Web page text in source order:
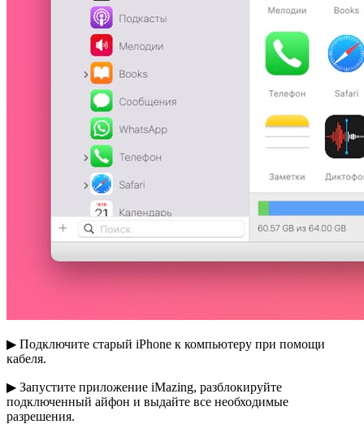
▶ Подключите старый iPhone к компьютеру при помощи
кабеля.
▶ Запустите приложение iMazing, разблокируйте
подключенный айфон и выдайте все необходимые
разрешения.